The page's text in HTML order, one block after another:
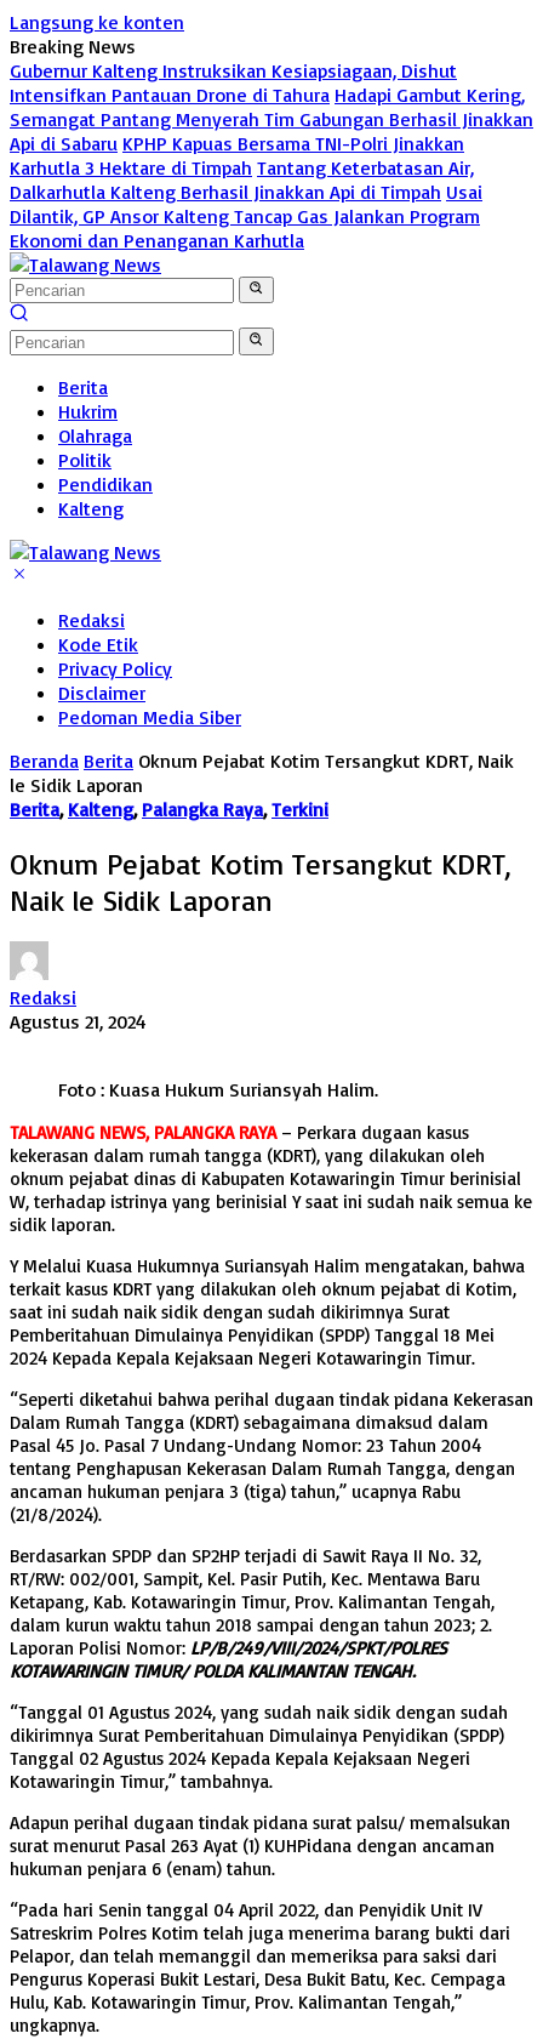
Langsung ke konten
Breaking News
Gubernur Kalteng Instruksikan Kesiapsiagaan, Dishut
Intensifkan Pantauan Drone di Tahura Hadapi Gambut Kering,
Semangat Pantang Menyerah Tim Gabungan Berhasil Jinakkan
Api di Sabaru KPHP Kapuas Bersama TNI-Polri Jinakkan
Karhutla 3 Hektare di Timpah Tantang Keterbatasan Air,
Dalkarhutla Kalteng Berhasil Jinakkan Api di Timpah Usai
Dilantik, GP Ansor Kalteng Tancap Gas Jalankan Program
Ekonomi dan Penanganan Karhutla
Berita
Hukrim
Olahraga
Politik
Pendidikan
Kalteng
Redaksi
Kode Etik
Privacy Policy
Disclaimer
Pedoman Media Siber
Beranda Berita Oknum Pejabat Kotim Tersangkut KDRT, Naik
le Sidik Laporan
Berita, Kalteng, Palangka Raya,Terkini
Oknum Pejabat Kotim Tersangkut KDRT,
Naik le Sidik Laporan
Redaksi
Agustus 21, 2024
Foto : Kuasa Hukum Suriansyah Halim.
TALAWANG NEWS, PALANGKA RAYA– Perkara dugaan kasus
kekerasan dalam rumah tangga (KDRT), yang dilakukan oleh
oknum pejabat dinas di Kabupaten Kotawaringin Timur berinisial
W, terhadap istrinya yang berinisial Y saat ini sudah naik semua ke
sidik laporan.
Y Melalui Kuasa Hukumnya Suriansyah Halim mengatakan, bahwa
terkait kasus KDRT yang dilakukan oleh oknum pejabat di Kotim,
saat ini sudah naik sidik dengan sudah dikirimnya Surat
Pemberitahuan Dimulainya Penyidikan (SPDP) Tanggal 18 Mei
2024 Kepada Kepala Kejaksaan Negeri Kotawaringin Timur.
“Seperti diketahui bahwa perihal dugaan tindak pidana Kekerasan
Dalam Rumah Tangga (KDRT) sebagaimana dimaksud dalam
Pasal 45 Jo. Pasal 7 Undang-Undang Nomor: 23 Tahun 2004
tentang Penghapusan Kekerasan Dalam Rumah Tangga, dengan
ancaman hukuman penjara 3 (tiga) tahun,” ucapnya Rabu
(21/8/2024).
Berdasarkan SPDP dan SP2HP terjadi di Sawit Raya II No. 32,
RT/RW: 002/001, Sampit, Kel. Pasir Putih, Kec. Mentawa Baru
Ketapang, Kab. Kotawaringin Timur, Prov. Kalimantan Tengah,
dalam kurun waktu tahun 2018 sampai dengan tahun 2023; 2.
Laporan Polisi Nomor: LP/B/249/VIII/2024/SPKT/POLRES
KOTAWARINGIN TIMUR/ POLDA KALIMANTAN TENGAH.
“Tanggal 01 Agustus 2024, yang sudah naik sidik dengan sudah
dikirimnya Surat Pemberitahuan Dimulainya Penyidikan (SPDP)
Tanggal 02 Agustus 2024 Kepada Kepala Kejaksaan Negeri
Kotawaringin Timur,” tambahnya.
Adapun perihal dugaan tindak pidana surat palsu/ memalsukan
surat menurut Pasal 263 Ayat (1) KUHPidana dengan ancaman
hukuman penjara 6 (enam) tahun.
“Pada hari Senin tanggal 04 April 2022, dan Penyidik Unit IV
Satreskrim Polres Kotim telah juga menerima barang bukti dari
Pelapor, dan telah memanggil dan memeriksa para saksi dari
Pengurus Koperasi Bukit Lestari, Desa Bukit Batu, Kec. Cempaga
Hulu, Kab. Kotawaringin Timur, Prov. Kalimantan Tengah,”
ungkapnya.